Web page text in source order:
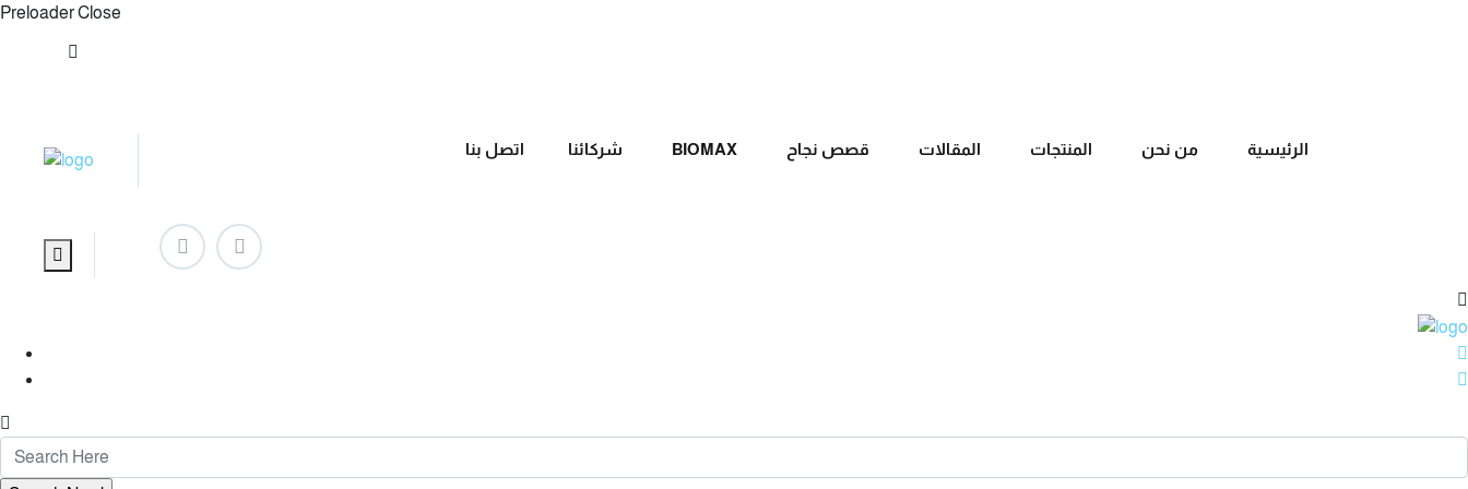
Preloader Close
الرئيسية من نحن المنتجات المقالات قصص نجاح BIOMAX شركائنا اتصل بنا